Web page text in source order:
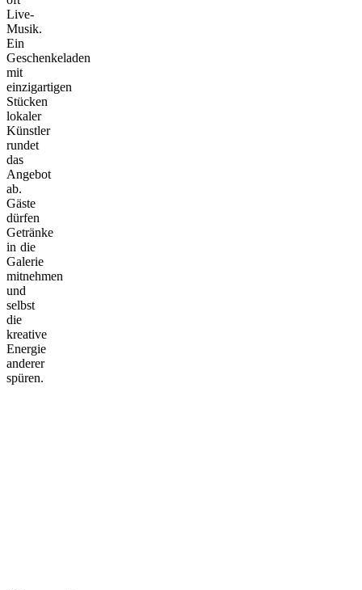
Live-
Musik.
Ein
Geschenkeladen
mit
einzigartigen
Stücken
lokaler
Künstler
rundet
das
Angebot
ab.
Gäste
dürfen
Getränke
in die
Galerie
mitnehmen
und
selbst
die
kreative
Energie
anderer
spüren.